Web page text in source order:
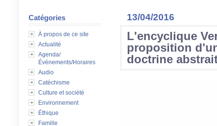
Catégories
À propos de ce site
Actualité
Agenda/
Événements/Horaires
Audio
Catéchisme
Culture et société
Environnement
Éthique
Famille
13/04/2016
L'encyclique
proposition
doctrine